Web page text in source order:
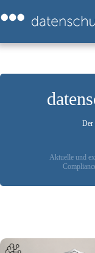
Inhalt
springen
Aktuelle und